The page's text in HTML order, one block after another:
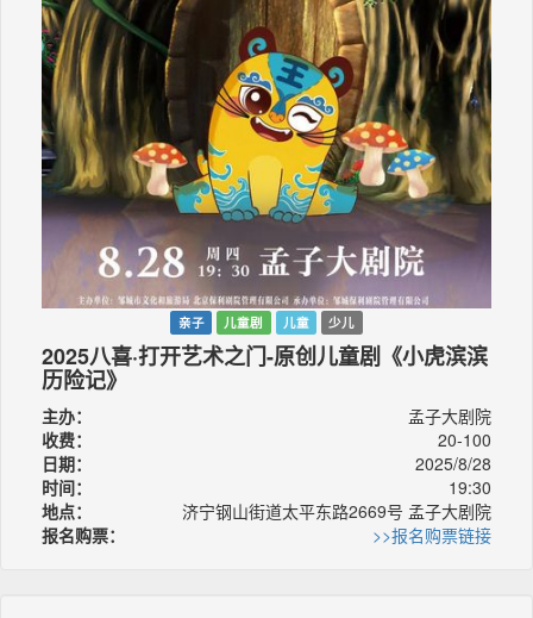
亲子 儿童剧 儿童 少儿
2025八喜·打开艺术之门-原创儿童剧《小虎滨滨
历险记》
主办：
孟子大剧院
收费：
20-100
日期：
2025/8/28
时间：
19:30
地点：
济宁钢山街道太平东路2669号 孟子大剧院
报名购票：
>>报名购票链接